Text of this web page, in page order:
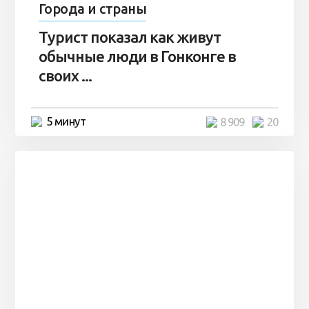
Города и страны
Турист показал как живут
обычные люди в Гонконге в
своих ...
5 минут 20
8 909